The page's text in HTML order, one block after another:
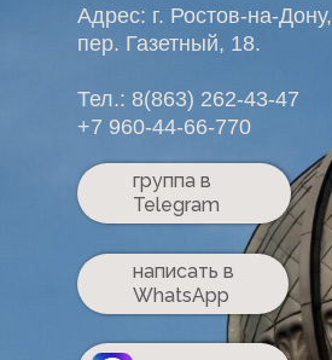
Адрес: г. Ростов-на-Дону,
пер. Газетный, 18.
Тел.: 8(863) 262-43-47
+7 960-44-66-770
группа в
Telegram
написать в
WhatsApp